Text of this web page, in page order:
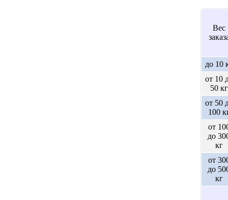
Вес
до 10
от 10
50 кг
от 50
100
от
до
кг
от
до
кг